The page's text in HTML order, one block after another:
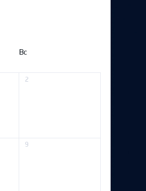
Вс
2
9